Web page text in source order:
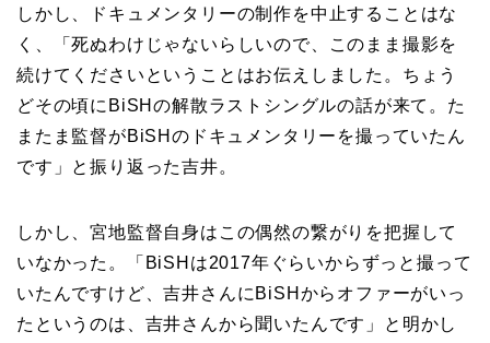
しかし、ドキュメンタリーの制作を中止することはな
く、「死ぬわけじゃないらしいので、このまま撮影を
続けてくださいということはお伝えしました。ちょう
どその頃にBiSHの解散ラストシングルの話が来て。た
またま監督がBiSHのドキュメンタリーを撮っていたん
です」と振り返った吉井。
しかし、宮地監督自身はこの偶然の繋がりを把握して
いなかった。「BiSHは2017年ぐらいからずっと撮って
いたんですけど、吉井さんにBiSHからオファーがいっ
たというのは、吉井さんから聞いたんです」と明かし